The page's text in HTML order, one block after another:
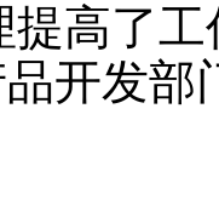
高了工
开发部